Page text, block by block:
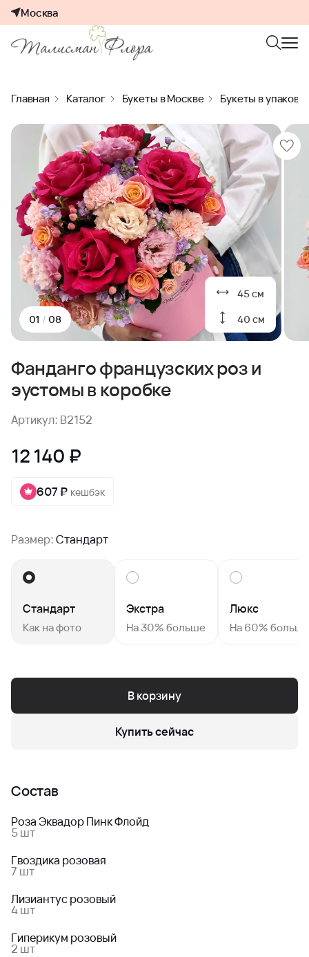
Москва
Главная Каталог Букеты в Москве Букеты в
45 см
40 см
01 / 08
Фанданго французских роз и
эустомы в коробке
Артикул: B2152
12 140 ₽
607 ₽ кешбэк
Размер:Стандарт
Стандарт
Как на фото
Экстра
На 30% больше
Люкс
На 60% больше
В корзину
Купить сейчас
Состав
Роза Эквадор Пинк Флойд
5 шт
Гвоздика розовая
7 шт
Лизиантус розовый
4 шт
Гиперикум розовый
2 шт